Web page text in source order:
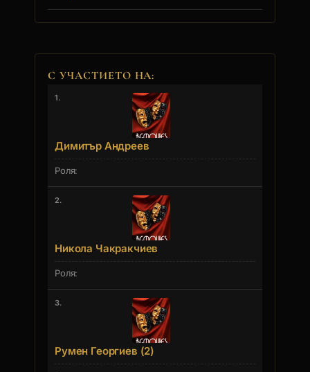
С УЧАСТИЕТО НА:
1.
Димитър Андреев
2.
Никола Чакракчиев
3.
Румен Георгиев (2)